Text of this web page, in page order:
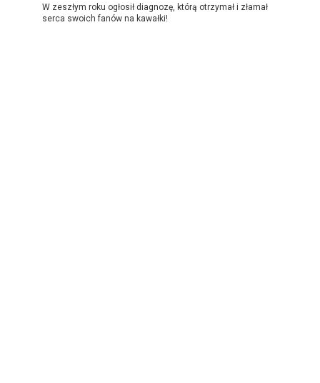
W zeszłym roku ogłosił diagnozę, którą otrzymał i złamał
serca swoich fanów na kawałki!